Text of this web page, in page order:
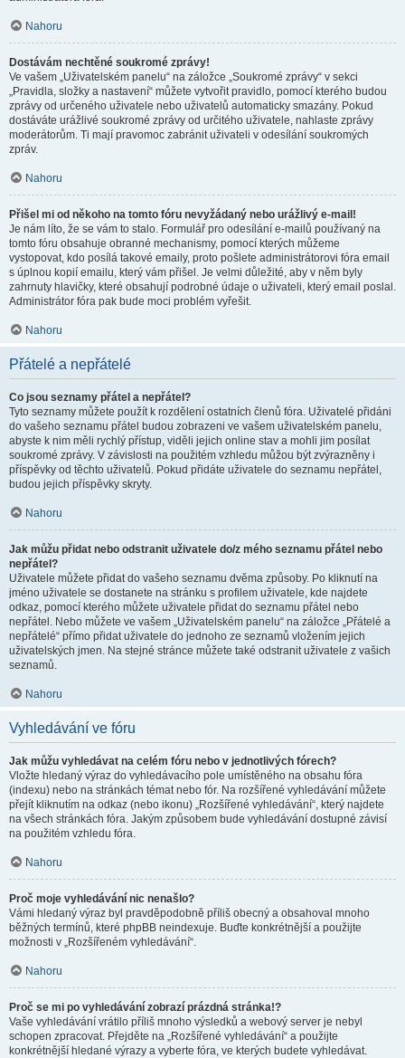
Nahoru
Dostávám nechtěné soukromé zprávy!
Ve vašem „Uživatelském panelu“ na záložce „Soukromé zprávy“ v sekci
„Pravidla, složky a nastavení“ můžete vytvořit pravidlo, pomocí kterého budou
zprávy od určeného uživatele nebo uživatelů automaticky smazány. Pokud
dostáváte urážlivé soukromé zprávy od určitého uživatele, nahlaste zprávy
moderátorům. Ti mají pravomoc zabránit uživateli v odesílání soukromých
zpráv.
Nahoru
Přišel mi od někoho na tomto fóru nevyžádaný nebo urážlivý e-mail!
Je nám líto, že se vám to stalo. Formulář pro odesílání e-mailů používaný na
tomto fóru obsahuje obranné mechanismy, pomocí kterých můžeme
vystopovat, kdo posílá takové emaily, proto pošlete administrátorovi fóra email
s úplnou kopií emailu, který vám přišel. Je velmi důležité, aby v něm byly
zahrnuty hlavičky, které obsahují podrobné údaje o uživateli, který email poslal.
Administrátor fóra pak bude moci problém vyřešit.
Nahoru
Přátelé a nepřátelé
Co jsou seznamy přátel a nepřátel?
Tyto seznamy můžete použít k rozdělení ostatních členů fóra. Uživatelé přidáni
do vašeho seznamu přátel budou zobrazeni ve vašem uživatelském panelu,
abyste k nim měli rychlý přístup, viděli jejich online stav a mohli jim posílat
soukromé zprávy. V závislosti na použitém vzhledu můžou být zvýrazněny i
příspěvky od těchto uživatelů. Pokud přidáte uživatele do seznamu nepřátel,
budou jejich příspěvky skryty.
Nahoru
Jak můžu přidat nebo odstranit uživatele do/z mého seznamu přátel nebo
nepřátel?
Uživatele můžete přidat do vašeho seznamu dvěma způsoby. Po kliknutí na
jméno uživatele se dostanete na stránku s profilem uživatele, kde najdete
odkaz, pomocí kterého můžete uživatele přidat do seznamu přátel nebo
nepřátel. Nebo můžete ve vašem „Uživatelském panelu“ na záložce „Přátelé a
nepřátelé“ přímo přidat uživatele do jednoho ze seznamů vložením jejich
uživatelských jmen. Na stejné stránce můžete také odstranit uživatele z vašich
seznamů.
Nahoru
Vyhledávání ve fóru
Jak můžu vyhledávat na celém fóru nebo v jednotlivých fórech?
Vložte hledaný výraz do vyhledávacího pole umístěného na obsahu fóra
(indexu) nebo na stránkách témat nebo fór. Na rozšířené vyhledávání můžete
přejít kliknutím na odkaz (nebo ikonu) „Rozšířené vyhledávání“, který najdete
na všech stránkách fóra. Jakým způsobem bude vyhledávání dostupné závisí
na použitém vzhledu fóra.
Nahoru
Proč moje vyhledávání nic nenašlo?
Vámi hledaný výraz byl pravděpodobně příliš obecný a obsahoval mnoho
běžných termínů, které phpBB neindexuje. Buďte konkrétnější a použijte
možnosti v „Rozšířeném vyhledávání“.
Nahoru
Proč se mi po vyhledávání zobrazí prázdná stránka!?
Vaše vyhledávání vrátilo příliš mnoho výsledků a webový server je nebyl
schopen zpracovat. Přejděte na „Rozšířené vyhledávání“ a použijte
konkrétnější hledané výrazy a vyberte fóra, ve kterých budete vyhledávat.